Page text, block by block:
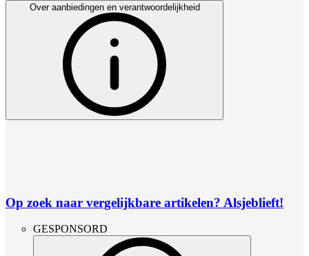
Over aanbiedingen en verantwoordelijkheid
Op zoek naar vergelijkbare artikelen? Alsjeblieft!
GESPONSORD